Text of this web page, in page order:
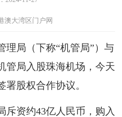
澳大湾区门户网
局（下称“机管局”）与
管局入股珠海机场，今天
署股权合作协议。
资约43亿人民币，购入